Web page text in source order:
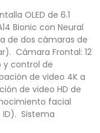
OLED de 6.1
Bionic con Neural
de dos cámaras de
 Cámara Frontal: 12
y control de
de video 4K a
de video HD de
facial
 Sistema